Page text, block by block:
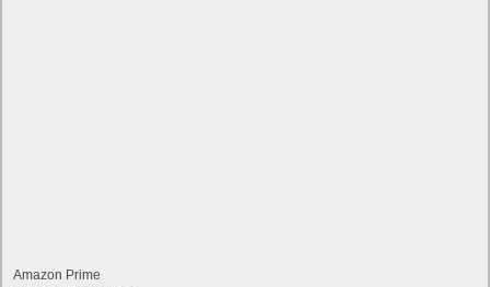
Amazon Prime